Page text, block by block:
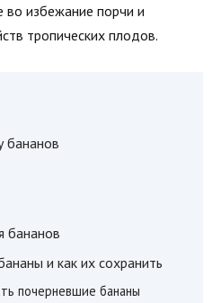
во избежание порчи и
тропических плодов.
бананов
бананов
и как их сохранить
почерневшие бананы